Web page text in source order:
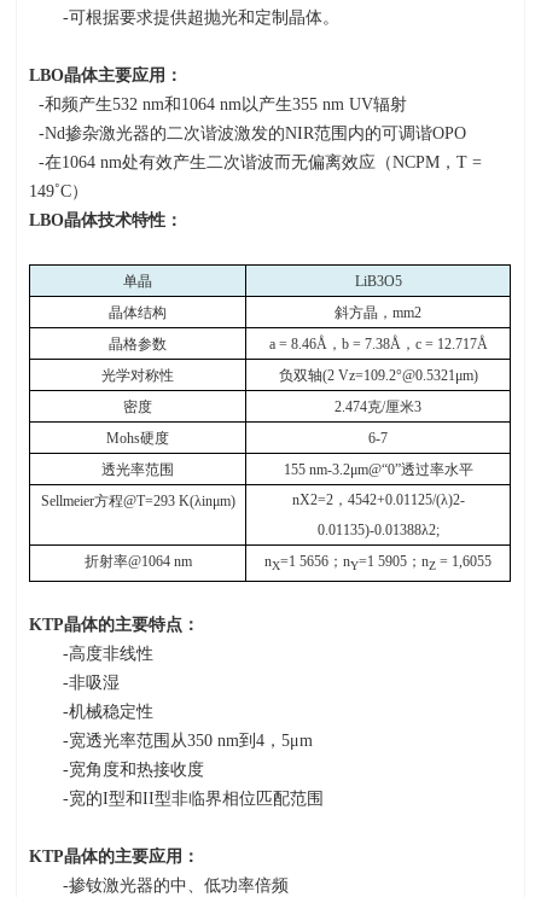
-可根据要求提供超抛光和定制晶体。
LBO晶体主要应用：
-和频产生532 nm和 1064 nm 以产生355 nm UV辐射
-Nd掺杂激光器的二次谐波激发的NIR范围内的可调谐OPO
-在1064 nm处有效产生二次谐波而无偏离效应（NCPM ，T =
149˚C）
LBO晶体技术特性：
单晶
LiB3O5
晶体结构
斜方晶，mm2
晶格参数
a = 8.46Å， b = 7.38Å， c = 12.717Å
光学对称性
负双轴(2 Vz=109.2°@0.5321μm)
密度
2.474克/厘米3
Mohs硬度
6-7
透光率范围
155 nm-3.2μm@“0”透过率水平
Sellmeier方程@T=293 K(λinμm) nX2=2， 4542+0.01125/(λ)2-
0.01135)-0.01388λ2;
折射率@1064 nm nX=1 5656 ；nY=1 5905 ；nZ = 1,6055
KTP晶体的主要特点：
-高度非线性
-非吸湿
-机械稳定性
-宽透光率范围从350 nm到4 ，5μm
-宽角度和热接收度
-宽的I型和II型非临界相位匹配范围
KTP晶体的主要应用：
-掺钕激光器的中、低功率倍频